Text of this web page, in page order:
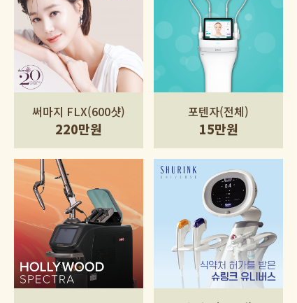
써마지 FLX(600샷)
220만원
포텐자(전체)
15만원